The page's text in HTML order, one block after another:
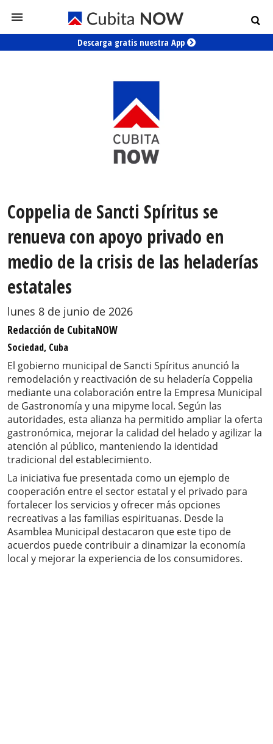
Descarga gratis nuestra App
Coppelia de Sancti Spíritus se
renueva con apoyo privado en
medio de la crisis de las heladerías
estatales
lunes 8 de junio de 2026
Redacción de CubitaNOW
Sociedad, Cuba
El gobierno municipal de Sancti Spíritus anunció la
remodelación y reactivación de su heladería Coppelia
mediante una colaboración entre la Empresa Municipal
de Gastronomía y una mipyme local. Según las
autoridades, esta alianza ha permitido ampliar la oferta
gastronómica, mejorar la calidad del helado y agilizar la
atención al público, manteniendo la identidad
tradicional del establecimiento.
La iniciativa fue presentada como un ejemplo de
cooperación entre el sector estatal y el privado para
fortalecer los servicios y ofrecer más opciones
recreativas a las familias espirituanas. Desde la
Asamblea Municipal destacaron que este tipo de
acuerdos puede contribuir a dinamizar la economía
local y mejorar la experiencia de los consumidores.